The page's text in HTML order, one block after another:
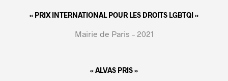
« PRIX INTERNATIONAL POUR LES DROITS LGBTQI »
Mairie de Paris – 2021
« ALVAS PRIS »